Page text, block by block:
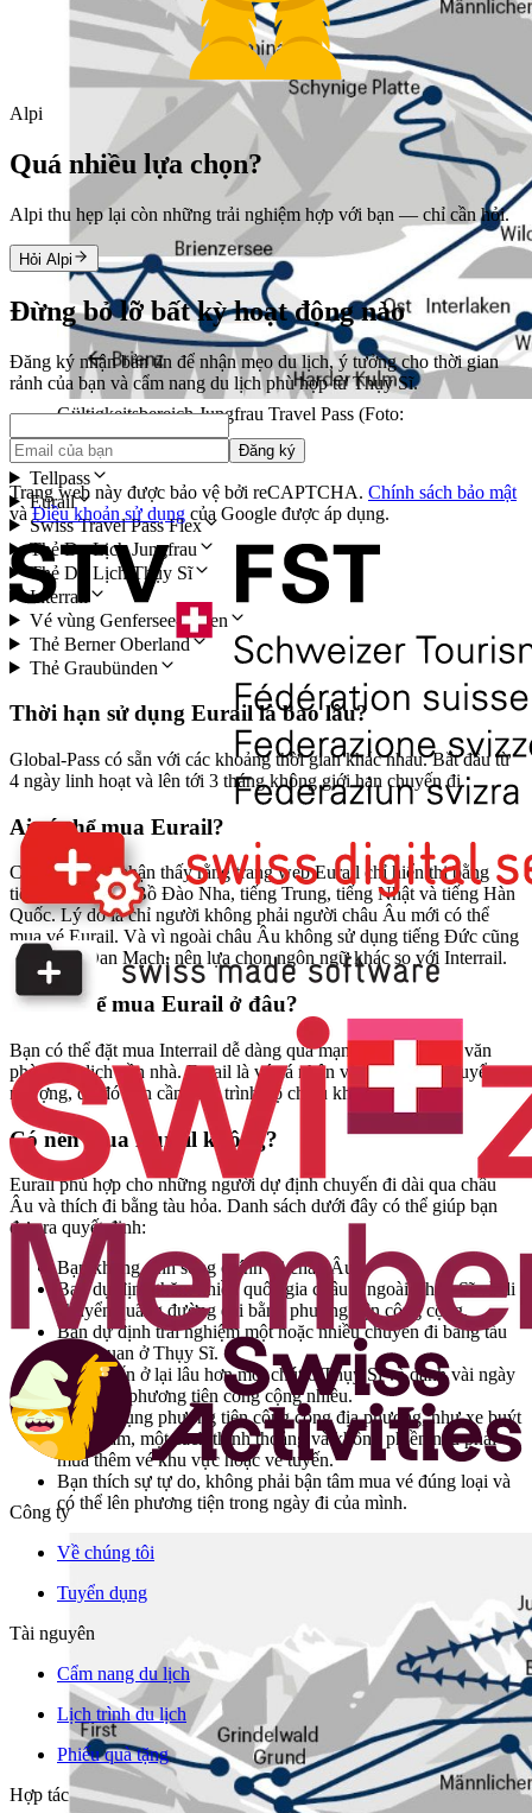
Gültigkeitsbereich Jungfrau Travel Pass (Foto:
Jungfraubahnen)
Tellpass
Eurail
Swiss Travel Pass Flex
Thẻ Du Lịch Jungfrau
Thẻ Du Lịch Thụy Sĩ
Interrail
Vé vùng Genfersee-Alpen
Thẻ Berner Oberland
Thẻ Graubünden
Thời hạn sử dụng Eurail là bao lâu?
Global-Pass có sẵn với các khoảng thời gian khác nhau. Bắt đầu từ
4 ngày linh hoạt và lên tới 3 tháng không giới hạn chuyến đi.
Ai có thể mua Eurail?
Có thể bạn đã nhận thấy rằng trang web Eurail chỉ hiển thị bằng
tiếng Anh, tiếng Bồ Đào Nha, tiếng Trung, tiếng Nhật và tiếng Hàn
Quốc. Lý do là chỉ người không phải người châu Âu mới có thể
mua vé Eurail. Và vì ngoài châu Âu không sử dụng tiếng Đức cũng
như tiếng Đan Mạch, nên lựa chọn ngôn ngữ khác so với Interrail.
Tôi có thể mua Eurail ở đâu?
Bạn có thể đặt mua Interrail dễ dàng qua mạng hoặc mua tại văn
phòng du lịch gần nhà. Eurail là vé cá nhân và không thể chuyển
nhượng, do đó bạn cần xuất trình hộ chiếu khi mua.
Có nên mua Eurail không?
Eurail phù hợp cho những người dự định chuyến đi dài qua châu
Âu và thích đi bằng tàu hỏa. Danh sách dưới đây có thể giúp bạn
đưa ra quyết định:
Bạn không sinh sống chính tại châu Âu.
Bạn dự định thăm nhiều quốc gia châu u ngoài Thụy Sĩ và di
chuyển quãng đường dài bằng phương tiện công cộng.
Bạn dự định trải nghiệm một hoặc nhiều chuyến đi bằng tàu
cảnh quan ở Thụy Sĩ.
Bạn muốn ở lại lâu hơn một chút ở Thụy Sĩ và dành vài ngày
không đi phương tiện công cộng nhiều.
Bạn sử dụng phương tiện công cộng địa phương, như xe buýt
và tà tram, một cách thỉnh thoảng và không phiền nếu phải
mua thêm vé khu vực hoặc vé tuyến.
Bạn thích sự tự do, không phải bận tâm mua vé đúng loại và
có thể lên phương tiện trong ngày đi của mình.
Alpi
Quá nhiều lựa chọn?
Alpi thu hẹp lại còn những trải nghiệm hợp với bạn — chỉ cần hỏi.
Hỏi Alpi
Đừng bỏ lỡ bất kỳ hoạt động nào
Đăng ký nhận bản tin để nhận mẹo du lịch, ý tưởng cho thời gian
rảnh của bạn và cẩm nang du lịch phù hợp từ Thụy Sĩ.
Đăng ký
Trang web này được bảo vệ bởi reCAPTCHA. Chính sách bảo mật
vàĐiều khoản sử dụng của Google được áp dụng.
Công ty
Về chúng tôi
Tuyển dụng
Tài nguyên
Cẩm nang du lịch
Lịch trình du lịch
Phiếu quà tặng
Hợp tác